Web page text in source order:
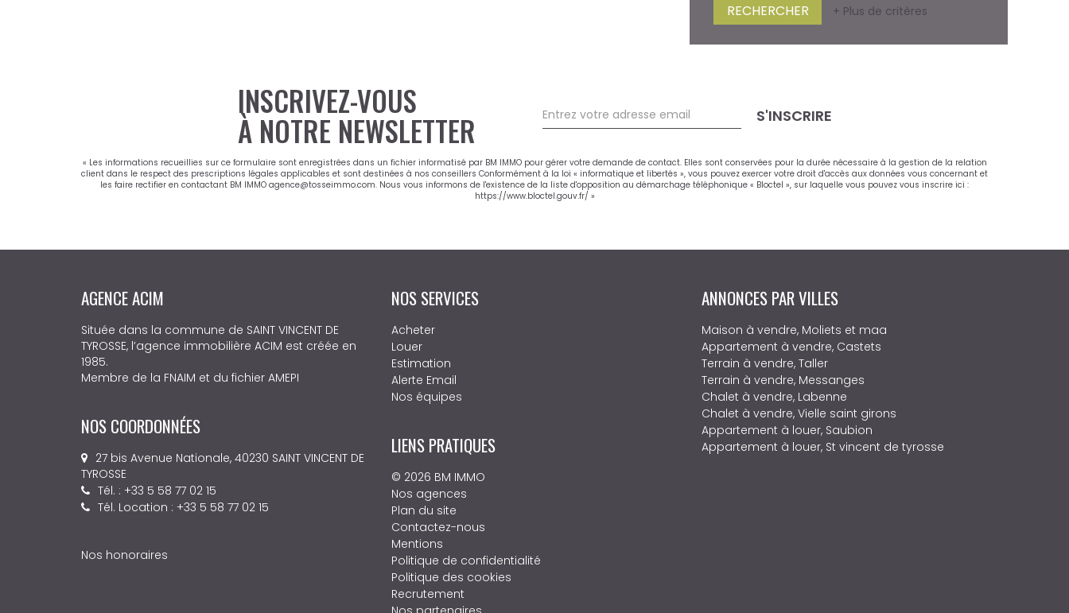
+ Plus de critères
INSCRIVEZ-VOUS
À NOTRE NEWSLETTER S'INSCRIRE
« Les informations recueillies sur ce formulaire sont enregistrées dans un fichier informatisé par BM IMMO pour gérer votre demande de contact. Elles sont conservées pour la durée nécessaire à la gestion de la relation
client dans le respect des prescriptions légales applicables et sont destinées à nos conseillers Conformément à la loi « informatique et libertés », vous pouvez exercer votre droit d'accès aux données vous concernant et
les faire rectifier en contactant BM IMMO agence@tosseimmo.com. Nous vous informons de l'existence de la liste d'opposition au démarchage téléphonique « Bloctel », sur laquelle vous pouvez vous inscrire ici :
https://www.bloctel.gouv.fr/ »
AGENCE ACIM
Située dans la commune de SAINT VINCENT DE
TYROSSE, l’agence immobilière ACIM est créée en
1985.
Membre de la FNAIM et du fichier AMEPI
NOS COORDONNÉES
27 bis Avenue Nationale, 40230 SAINT VINCENT DE
TYROSSE
Tél. : +33 5 58 77 02 15
Tél. Location : +33 5 58 77 02 15
Nos honoraires
NOS SERVICES
Acheter
Louer
Estimation
Alerte Email
Nos équipes
LIENS PRATIQUES
© 2026 BM IMMO
Nos agences
Plan du site
Contactez-nous
Mentions
Politique de confidentialité
Politique des cookies
Recrutement
ANNONCES PAR VILLES
Maison à vendre, Moliets et maa
Appartement à vendre, Castets
Terrain à vendre, Taller
Terrain à vendre, Messanges
Chalet à vendre, Labenne
Chalet à vendre, Vielle saint girons
Appartement à louer, Saubion
Appartement à louer, St vincent de tyrosse